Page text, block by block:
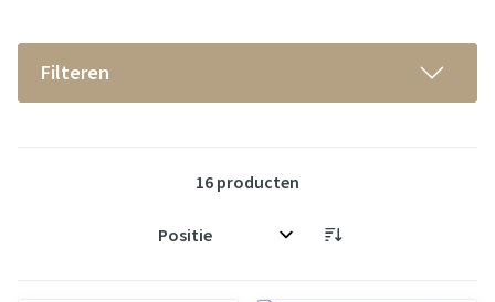
Filteren
16 producten
Sorteer op: